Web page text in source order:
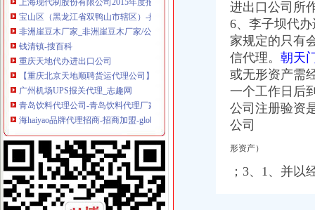
宝山区（黑龙江省双鸭山市辖区）-搜百科
非洲崖豆木厂家_非洲崖豆木厂家/公司-阿里巴巴公司黄页
钱清镇-搜百科
重庆天地代办进出口公司
【重庆北京天地顺聘货运代理公司】网点,地址,电话,营业时间-大
广州机场UPS报关代理_志趣网
青岛饮料代理公司-青岛饮料代理厂家-|必途青岛饮料代理公司排行榜
海haiyao品牌代理招商-招商加盟-globrand（全球品牌网）
重庆物流服务公司_物流服务厂_生产厂家企业公司
价格,厂家,图片,进出口全套代理,重庆市金利国际货物代理有限
郑州报关代理黄页、郑州报关代理公司名录、郑州报关代理供应商、
第45页装货货代公司装货货运代理公司黄页装货货代企业查询-
比利时PP保险杠进口清关代理公司|如何操作_云同盟
重庆地铁隧道项目引进盾构机设备招标报关代理公司
进出口公司所
6、 李子坝代
家规定的只有
信代理。 朝天
或无形资产需
一个工作日后
公司注册验资
公司
形资产）
；3、1、并